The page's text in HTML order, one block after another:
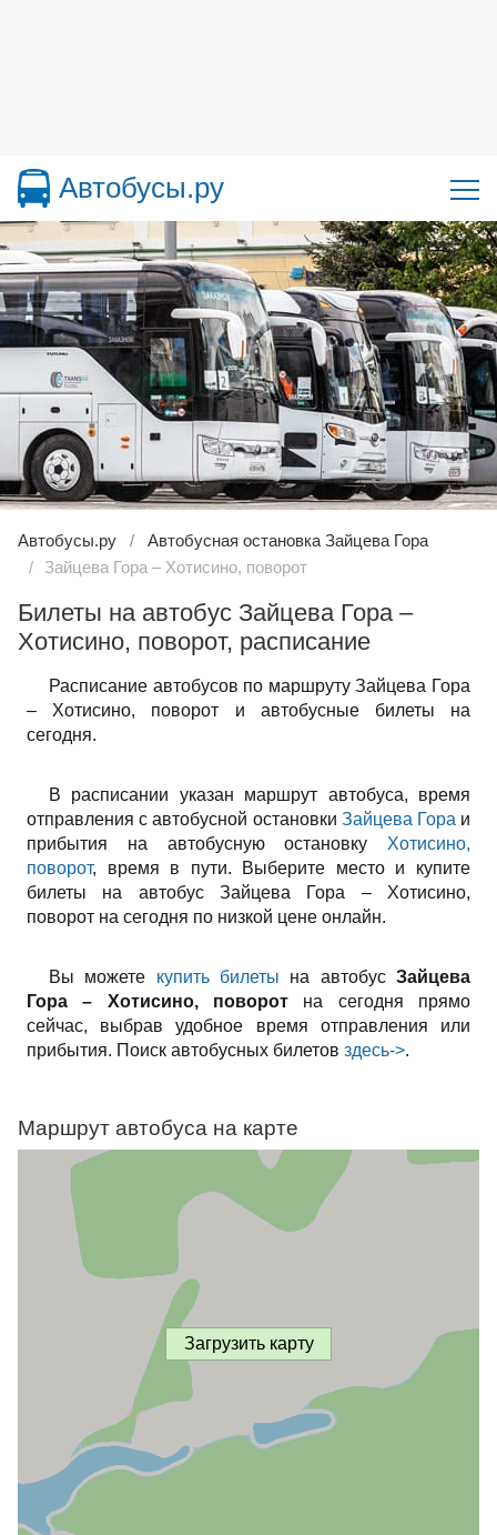
Автобусы.ру
Автобусы.ру
Автобусная остановка Зайцева Гора
Зайцева Гора – Хотисино, поворот
Билеты на автобус Зайцева Гора –
Хотисино, поворот, расписание
Расписание автобусов по маршруту Зайцева Гора
– Хотисино, поворот и автобусные билеты на
сегодня.
В расписании указан маршрут автобуса, время
отправления с автобусной остановки Зайцева Гора и
прибытия на автобусную остановку Хотисино,
поворот, время в пути. Выберите место и купите
билеты на автобус Зайцева Гора – Хотисино,
поворот на сегодня по низкой цене онлайн.
Вы можете купить билеты на автобусЗайцева
Гора – Хотисино, поворот на сегодня прямо
сейчас, выбрав удобное время отправления или
прибытия. Поиск автобусных билетов здесь->.
Маршрут автобуса на карте
Загрузить карту